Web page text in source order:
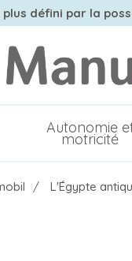
défini par la
Autonomie
motricité
L'Égypte